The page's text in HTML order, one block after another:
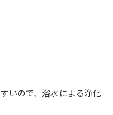
いので、浴水による浄化